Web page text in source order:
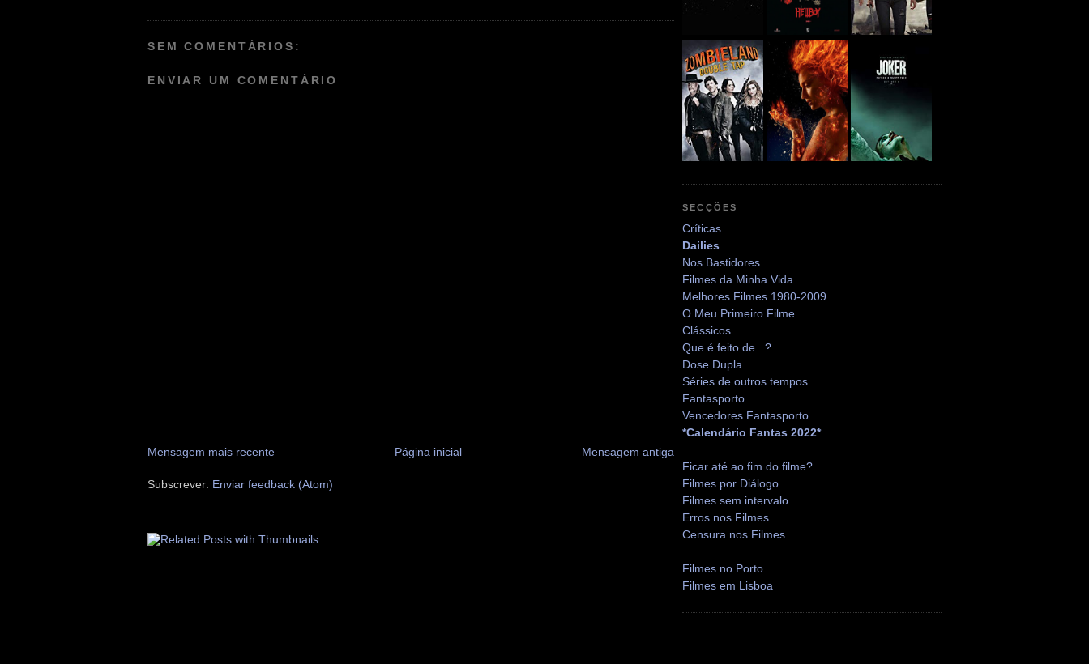
SEM COMENTÁRIOS:
ENVIAR UM COMENTÁRIO
Mensagem mais recente Mensagem antiga
Página inicial
Subscrever: Enviar feedback (Atom)
SECÇÕES
Críticas
Dailies
Nos Bastidores
Filmes da Minha Vida
Melhores Filmes 1980-2009
O Meu Primeiro Filme
Clássicos
Que é feito de...?
Dose Dupla
Séries de outros tempos
Fantasporto
Vencedores Fantasporto
*Calendário Fantas 2022*
Ficar até ao fim do filme?
Filmes por Diálogo
Filmes sem intervalo
Erros nos Filmes
Censura nos Filmes
Filmes no Porto
Filmes em Lisboa